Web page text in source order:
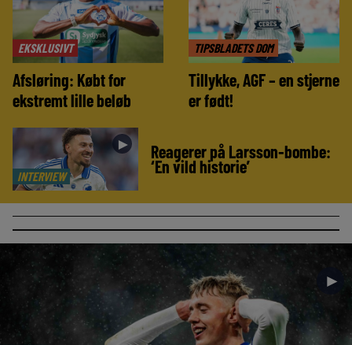
EKSKLUSIVT
Afsløring: Købt for
ekstremt lille beløb
TIPSBLADETS DOM
Tillykke, AGF – en stjerne
er født!
INTERVIEW
► Reagerer på Larsson-bombe:
‘En vild historie’
►